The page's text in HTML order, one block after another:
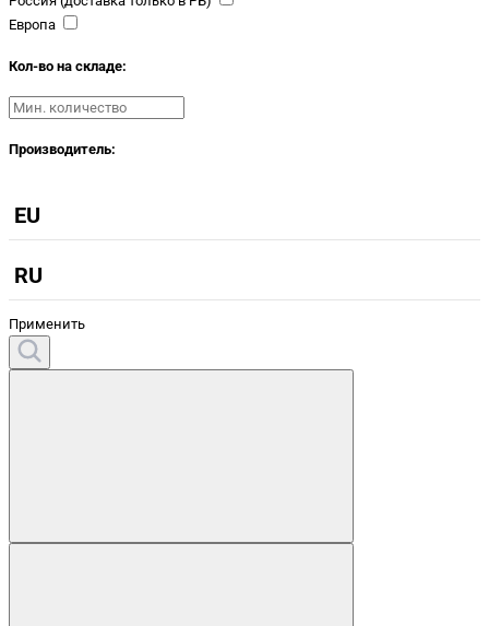
Европа
Кол-во на складе:
Производитель:
EU
RU
Применить